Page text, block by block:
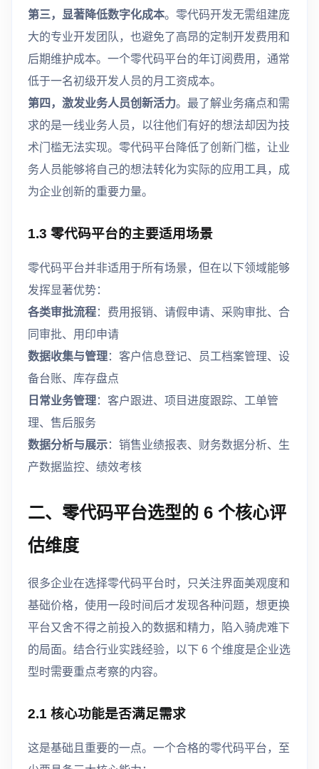
第三，显著降低数字化成本。零代码开发无需组建庞
大的专业开发团队，也避免了高昂的定制开发费用和
后期维护成本。一个零代码平台的年订阅费用，通常
低于一名初级开发人员的月工资成本。
第四，激发业务人员创新活力。最了解业务痛点和需
求的是一线业务人员，以往他们有好的想法却因为技
术门槛无法实现。零代码平台降低了创新门槛，让业
务人员能够将自己的想法转化为实际的应用工具，成
为企业创新的重要力量。
1.3 零代码平台的主要适用场景
零代码平台并非适用于所有场景，但在以下领域能够
发挥显著优势：
各类审批流程：费用报销、请假申请、采购审批、合
同审批、用印申请
数据收集与管理：客户信息登记、员工档案管理、设
备台账、库存盘点
日常业务管理：客户跟进、项目进度跟踪、工单管
理、售后服务
数据分析与展示：销售业绩报表、财务数据分析、生
产数据监控、绩效考核
二、零代码平台选型的 6 个核心评
估维度
很多企业在选择零代码平台时，只关注界面美观度和
基础价格，使用一段时间后才发现各种问题，想更换
平台又舍不得之前投入的数据和精力，陷入骑虎难下
的局面。结合行业实践经验，以下 6 个维度是企业选
型时需要重点考察的内容。
2.1 核心功能是否满足需求
这是基础且重要的一点。一个合格的零代码平台，至